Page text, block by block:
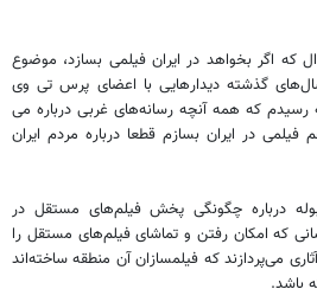
که اگر بخواهد در ایران فیلمی بسازد، موضوع
گذشته دیدارهایی با اعضای پرس تی وی
رسیدم که همه آنچه رسانه‌های غربی درباره می
فیلمی در ایران بسازم قطعا درباره مردم ایران
درباره چگونگی پخش فیلم‌های مستقل در
که امکان رفتن و تماشای فیلم‌های مستقل را
می‌پردازند که فیلمسازان آن منطقه ساخته‌اند